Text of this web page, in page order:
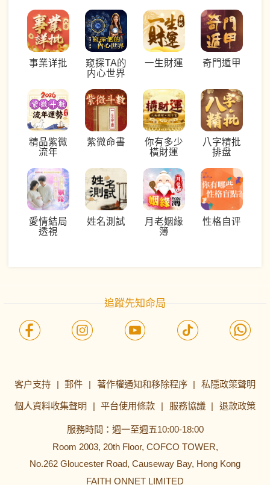
事業详批
窥探TA的
内心世界
一生財運 奇門遁甲
精品紫微
流年
紫微命書
你有多少
橫財運
八字精批
排盘
愛情結局
透視
姓名測試
月老姻緣
簿
性格自评
追蹤先知命局
客户支持 | 郵件 | 著作權通知和移除程序 | 私隱政策聲明
個人資料收集聲明 | 平台使用條款 | 服務協議 | 退款政策
服務時間：週一至週五10:00-18:00
Room 2003, 20th Floor, COFCO TOWER,
No.262 Gloucester Road, Causeway Bay, Hong Kong
FAITH ONNET LIMITED
· 請輸入所需的信息 ·
立即查看
我已閲讀並同意《服務協議》